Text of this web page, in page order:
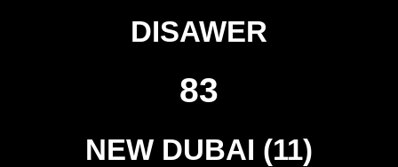
DISAWER
83
NEW DUBAI (11)